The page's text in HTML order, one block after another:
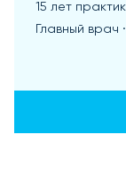
15 лет
Главный врач